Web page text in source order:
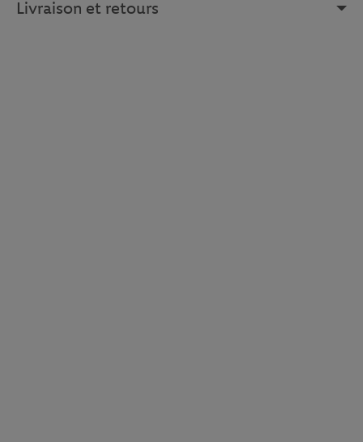
Livraison et retours